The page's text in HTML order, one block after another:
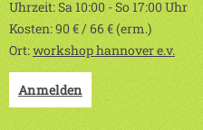
Uhrzeit: Sa 10:00 - So 17:00 Uhr
Kosten: 90 € / 66 € (erm.)
Ort:workshop hannover e.v.
Anmelden